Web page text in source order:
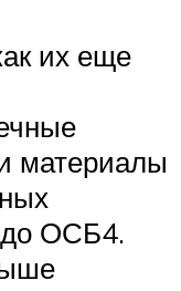
их еще
материалы
ОСБ4.